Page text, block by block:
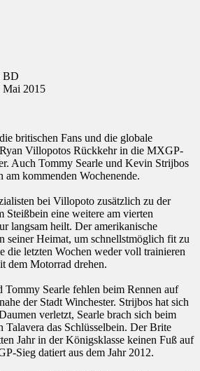
BD
Mai 2015
britischen Fans und die globale
Villopotos Rückkehr in die MXGP-
Auch Tommy Searle und Kevin Strijbos
kommenden Wochenende.
bei Villopoto zusätzlich zu der
Steißbein eine weitere am vierten
langsam heilt. Der amerikanische
seiner Heimat, um schnellstmöglich fit zu
die letzten Wochen weder voll trainieren
dem Motorrad drehen.
Searle fehlen beim Rennen auf
der Stadt Winchester. Strijbos hat sich
verletzt, Searle brach sich beim
Talavera das Schlüsselbein. Der Brite
Jahr in der Königsklasse keinen Fuß auf
Sieg datiert aus dem Jahr 2012.